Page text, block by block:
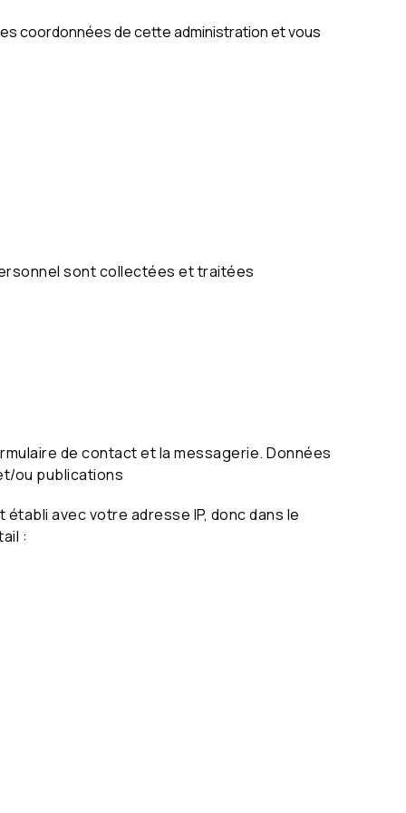
coordonnées de cette administration et vous
sont collectées et traitées
de contact et la messagerie. Données
ou publications
avec votre adresse IP, donc dans le
: